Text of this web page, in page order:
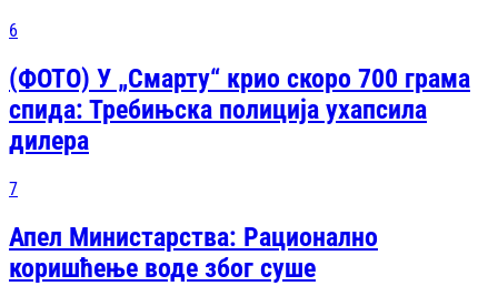
6
(ФОТО) У „Смарту“ крио скоро 700 грама
спида: Требињска полиција ухапсила
дилера
7
Апел Министарства: Рационално
коришћење воде због суше